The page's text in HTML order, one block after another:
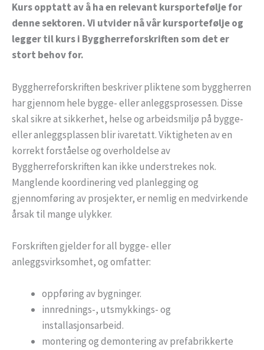
Kurs opptatt av å ha en relevant kursportefølje for
denne sektoren. Vi utvider nå vår kursportefølje og
legger til kurs i Byggherreforskriften som det er
stort behov for.
Byggherreforskriften beskriver pliktene som byggherren
har gjennom hele bygge- eller anleggsprosessen. Disse
skal sikre at sikkerhet, helse og arbeidsmiljø på bygge-
eller anleggsplassen blir ivaretatt. Viktigheten av en
korrekt forståelse og overholdelse av
Byggherreforskriften kan ikke understrekes nok.
Manglende koordinering ved planlegging og
gjennomføring av prosjekter, er nemlig en medvirkende
årsak til mange ulykker.
Forskriften gjelder for all bygge- eller
anleggsvirksomhet, og omfatter:
oppføring av bygninger.
innrednings-, utsmykkings- og
installasjonsarbeid.
montering og demontering av prefabrikkerte